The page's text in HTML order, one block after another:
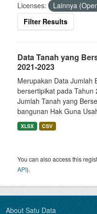
Licenses:
Lainnya
Filter Results
Data Tanah yang
2021-2023
Merupakan Data Jumlah
bersertipikat pada Tahun
Jumlah Tanah yang
bangunan Hak Guna
XLSX CSV
You can also access this
API).
About Satu Data